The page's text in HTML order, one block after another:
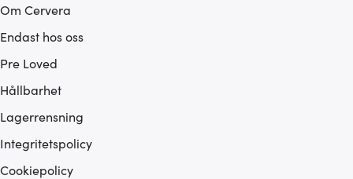
Om Cervera
Endast hos oss
Pre Loved
Hållbarhet
Lagerrensning
Integritetspolicy
Cookiepolicy